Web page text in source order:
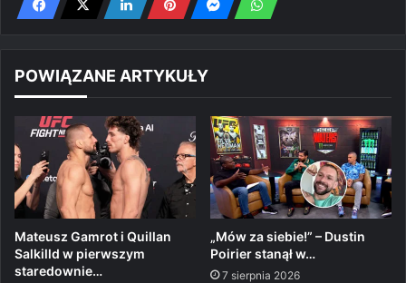
POWIĄZANE ARTYKUŁY
Mateusz Gamrot i Quillan
Salkilld w pierwszym
staredownie…
„Mów za siebie!” – Dustin
Poirier stanął w…
7 sierpnia 2026